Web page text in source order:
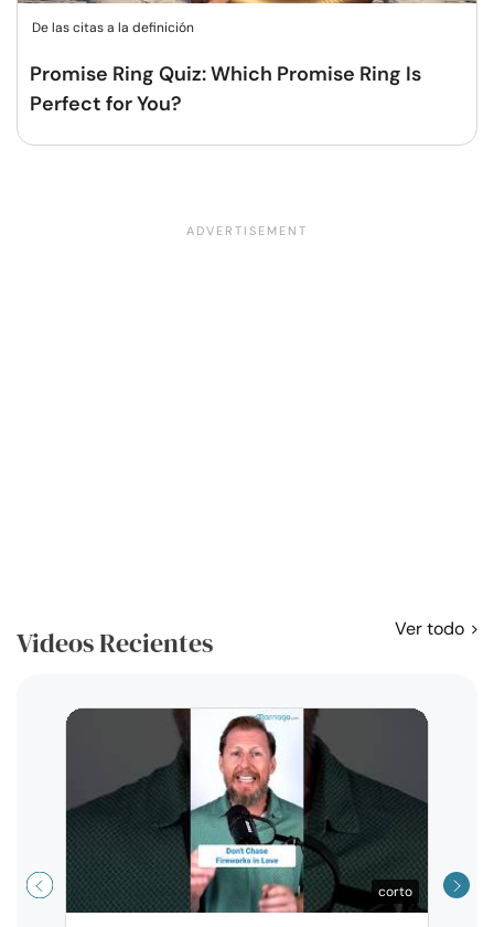
De las citas a la definición
Promise Ring Quiz: Which Promise Ring Is
Perfect for You?
Videos Recientes Ver todo
corto